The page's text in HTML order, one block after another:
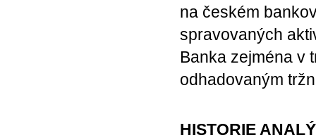
na českém
spravovaných
Banka zejména v
odhadovaným
HISTORIE